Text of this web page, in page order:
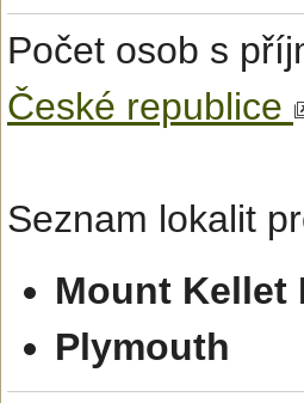
Počet osob s
České republice
Seznam lokalit
Mount Kellet
Plymouth